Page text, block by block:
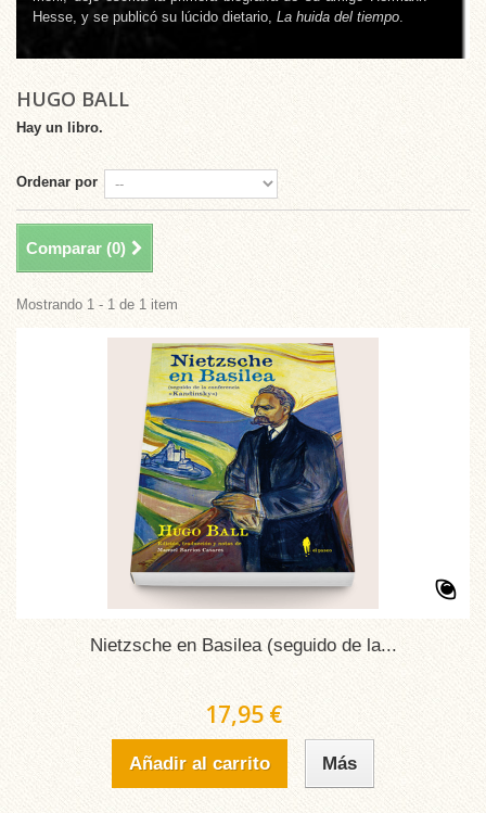
Hesse, y se publicó su lúcido dietario, La huida del tiempo.
HUGO BALL
Hay un libro.
Ordenar por
Comparar (0)
Mostrando 1 - 1 de 1 item
Nietzsche en Basilea (seguido de la...
17,95 €
Añadir al carrito Más